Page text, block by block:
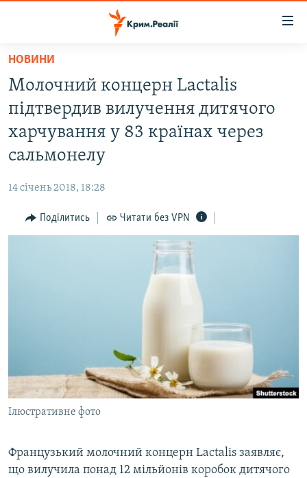
Перейти
основного
матеріалу
до
основної
Перейти
пошуку
ВІДЕО ТА ФОТО
ІНТЕРВ'Ю
УКРАЇНСЬКА ПРОБЛЕМА КРИМУ
ІНФОГРАФІКА
ЯК ОБІЙТИ БЛОКУВАННЯ
ДОЛУЧАЙСЯ!
Усі сайти RFE/RL
НОВИНИ
Молочний концерн Lactalis
підтвердив вилучення дитячого
харчування у 83 країнах через
сальмонелу
14 січень 2018, 18:28
Поділитись Читати без VPN
Ілюстративне фото
Французький молочний концерн Lactalis заявляє,
що вилучила понад 12 мільйонів коробок дитячого